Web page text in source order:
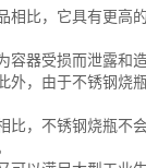
比，它具有更高
器受损而泄露和
，由于不锈钢烧
，不锈钢烧瓶不